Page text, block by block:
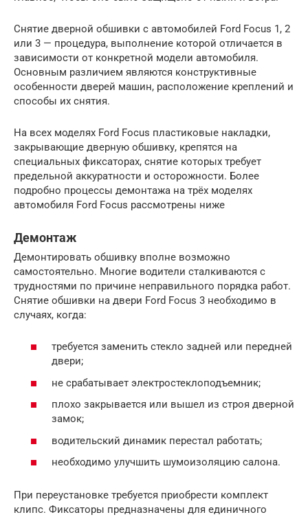
Снятие дверной обшивки с автомобилей Ford Focus 1, 2
или 3 — процедура, выполнение которой отличается в
зависимости от конкретной модели автомобиля.
Основным различием являются конструктивные
особенности дверей машин, расположение креплений и
способы их снятия.
На всех моделях Ford Focus пластиковые накладки,
закрывающие дверную обшивку, крепятся на
специальных фиксаторах, снятие которых требует
предельной аккуратности и осторожности. Более
подробно процессы демонтажа на трёх моделях
автомобиля Ford Focus рассмотрены ниже
Демонтаж
Демонтировать обшивку вполне возможно
самостоятельно. Многие водители сталкиваются с
трудностями по причине неправильного порядка работ.
Снятие обшивки на двери Ford Focus 3 необходимо в
случаях, когда:
требуется заменить стекло задней или передней
двери;
не срабатывает электростеклоподъемник;
плохо закрывается или вышел из строя дверной
замок;
водительский динамик перестал работать;
необходимо улучшить шумоизоляцию салона.
При переустановке требуется приобрести комплект
клипс. Фиксаторы предназначены для единичного